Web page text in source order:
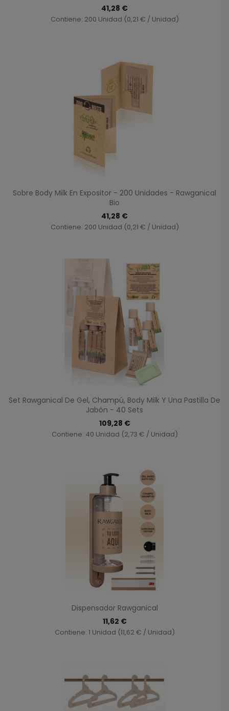
41,28 €
Contiene: 200 Unidad (0,21 € / Unidad)
Sobre Body Milk En Expositor - 200 Unidades - Rawganical
Bio
41,28 €
Contiene: 200 Unidad (0,21 € / Unidad)
Set Rawganical De Gel, Champú, Body Milk Y Una Pastilla De
Jabón - 40 Sets
109,28 €
Contiene: 40 Unidad (2,73 € / Unidad)
Dispensador Rawganical
11,62 €
Contiene: 1 Unidad (11,62 € / Unidad)